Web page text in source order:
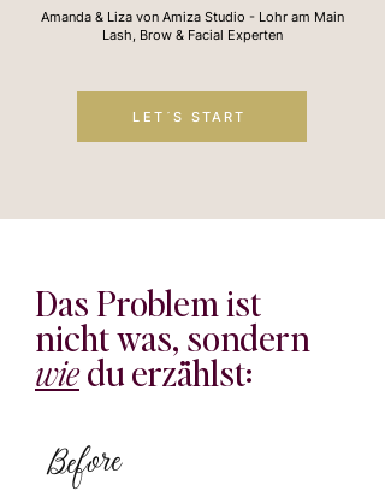
Amanda & Liza von Amiza Studio - Lohr am Main
Lash, Brow & Facial Experten
LET´S START
Das Problem ist
nicht was, sondern
wiedu erzählst:
Before